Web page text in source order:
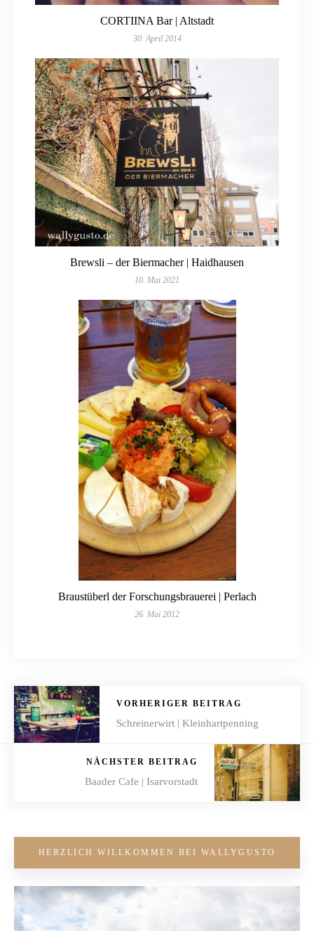
CORTIINA Bar | Altstadt
30. April 2014
Brewsli – der Biermacher | Haidhausen
10. Mai 2021
Braustüberl der Forschungsbrauerei | Perlach
26. Mai 2012
VORHERIGER BEITRAG
Schreinerwirt | Kleinhartpenning
NÄCHSTER BEITRAG
Baader Cafe | Isarvorstadt
HERZLICH WILLKOMMEN BEI WALLYGUSTO